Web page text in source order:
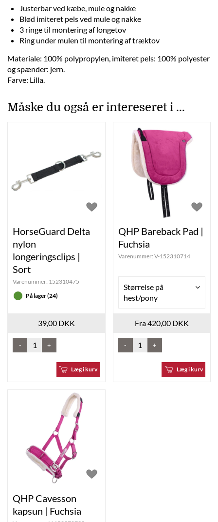
Justerbar ved kæbe, mule og nakke
Blød imiteret pels ved mule og nakke
3 ringe til montering af longetov
Ring under mulen til montering af træktov
Materiale: 100% polypropylen, imiteret pels: 100% polyester
og spænder: jern.
Farve: Lilla.
Måske du også er intereseret i ...
HorseGuard Delta
nylon
longeringsclips |
Sort
Varenummer: 152310475
På lager (24)
39,00 DKK
- +
Læg i kurv
QHP Bareback Pad |
Fuchsia
Varenummer: V-152310714
Størrelse på
hest/pony
Fra 420,00 DKK
- +
Læg i kurv
QHP Cavesson
kapsun | Fuchsia